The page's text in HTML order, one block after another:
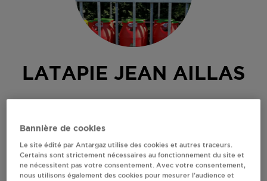
LATAPIE JEAN AILLAS
Revendeur de bouteilles de gaz
S'Y RENDRE
Bannière de cookies
Le site édité par Antargaz utilise des cookies et autres traceurs.
Certains sont strictement nécessaires au fonctionnement du site et
ne nécessitent pas votre consentement. Avec votre consentement,
nous utilisons également des cookies pour mesurer l’audience et